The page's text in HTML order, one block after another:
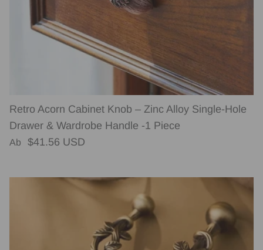
Retro Acorn Cabinet Knob – Zinc Alloy Single-Hole
Drawer & Wardrobe Handle -1 Piece
Normaler Preis
Ab $41.56 USD